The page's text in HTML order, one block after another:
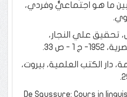
بين ما هو اجتماعيٌّ وفردي،
تحقيق علي النجار،
1 - ص 33.
دار الكتب العلمية، بيروت،
[3] De Saussure: Cours in